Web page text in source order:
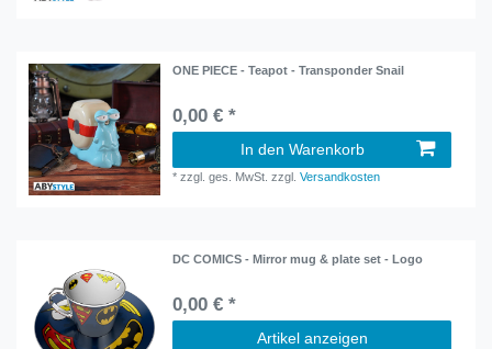
ONE PIECE - Teapot - Transponder Snail
0,00 € *
In den Warenkorb
*zzgl. ges. MwSt. zzgl.Versandkosten
DC COMICS - Mirror mug & plate set - Logo
0,00 € *
Artikel anzeigen